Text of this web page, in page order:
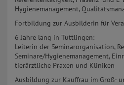
Hygienemanagement,
Fortbildung zur Ausbilderin für
6 Jahre lang in Tuttlingen:
Leiterin der Seminarorganisation,
Seminare/Hygienemanagement,
tierärztliche Praxen und Kliniken
Ausbildung zur Kauffrau im Groß-